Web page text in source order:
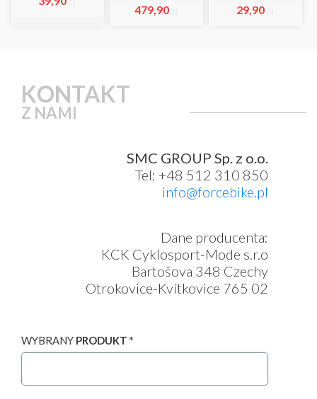
479,90 29,90
KONTAKT
Z NAMI
SMC GROUP Sp. z o.o.
Tel: +48 512 310 850
info@forcebike.pl
Dane producenta:
KCK Cyklosport-Mode s.r.o
Bartošova 348 Czechy
Otrokovice-Kvítkovice 765 02
WYBRANY PRODUKT *